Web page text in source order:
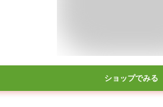
ショップでみる